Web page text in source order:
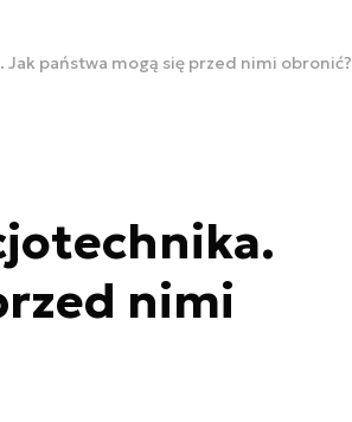
państwa mogą się przed nimi obronić?
nimi